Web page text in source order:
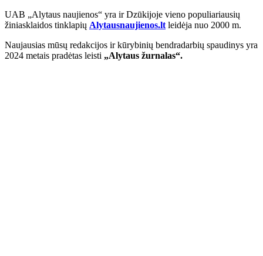
UAB „Alytaus naujienos“ yra ir Dzūkijoje vieno populiariausių
žiniasklaidos tinklapių Alytausnaujienos.lt leidėja nuo 2000 m.
Naujausias mūsų redakcijos ir kūrybinių bendradarbių spaudinys yra
2024 metais pradėtas leisti „Alytaus žurnalas“.